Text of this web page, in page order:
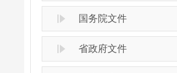
国务院文件
省政府文件